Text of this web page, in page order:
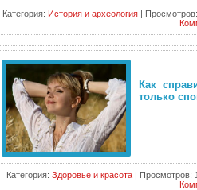
Категория: История и археология| Просмотров:
Как
только
Категория: Здоровье и красота | Просмотров: